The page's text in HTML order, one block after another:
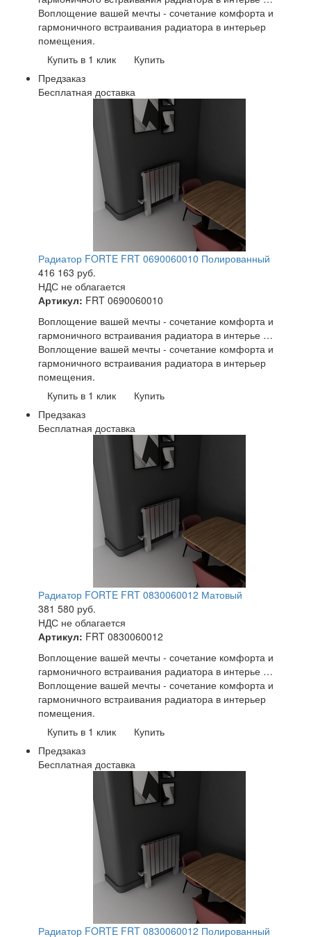
Воплощение вашей мечты - сочетание комфорта и
гармоничного встраивания радиатора в интерьер
помещения.
Купить в 1 клик
Купить
Предзаказ
Бесплатная доставка
Радиатор FORTE FRT 0690060010 Полированный
416 163 руб.
НДС не облагается
Артикул: FRT 0690060010
Воплощение вашей мечты - сочетание комфорта и
гармоничного встраивания радиатора в интерье …
Воплощение вашей мечты - сочетание комфорта и
гармоничного встраивания радиатора в интерьер
помещения.
Купить в 1 клик
Купить
Предзаказ
Бесплатная доставка
Радиатор FORTE FRT 0830060012 Матовый
381 580 руб.
НДС не облагается
Артикул: FRT 0830060012
Воплощение вашей мечты - сочетание комфорта и
гармоничного встраивания радиатора в интерье …
Воплощение вашей мечты - сочетание комфорта и
гармоничного встраивания радиатора в интерьер
помещения.
Купить в 1 клик
Купить
Предзаказ
Бесплатная доставка
Радиатор FORTE FRT 0830060012 Полированный